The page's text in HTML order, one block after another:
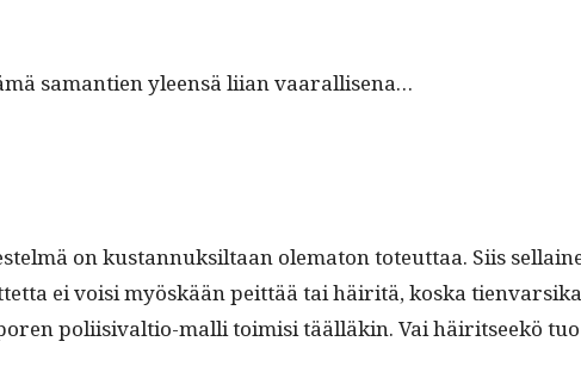
samantien yleen­sä liian vaarallisena…
on kus­tan­nuk­sil­taan olema­ton toteut­taa. Siis
ei voisi myöskään peit­tää tai häir­itä, kos­ka
poli­isi­val­tio-malli toimisi tääl­läkin. Vai häir­it­seekö